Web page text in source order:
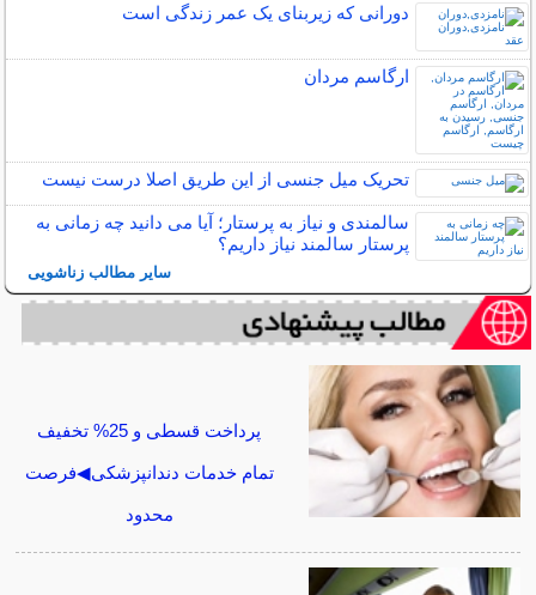
دورانی که زیربنای یک عمر زندگی‌ است
ارگاسم مردان
تحریک میل جنسی از این طریق اصلا درست نیست
سالمندی و نیاز به پرستار؛ آیا می دانید چه زمانی به
پرستار سالمند نیاز داریم؟
سایر مطالب زناشویی
پرداخت قسطی و 25% تخفیف
تمام خدمات دندانپزشکی◀فرصت
محدود